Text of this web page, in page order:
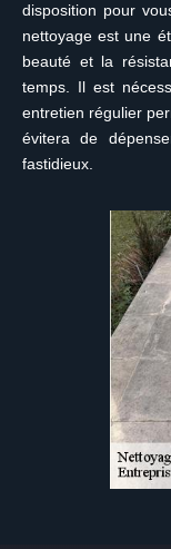
disposition pour
nettoyage est une
beauté et la
temps. Il est
entretien régulier
évitera de
fastidieux.